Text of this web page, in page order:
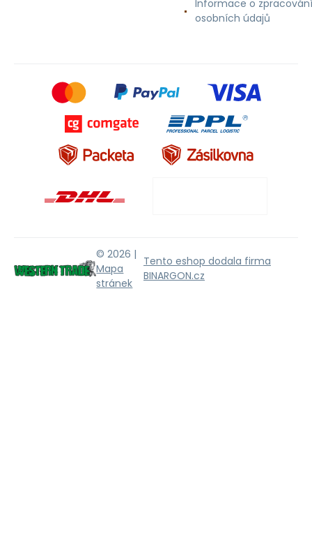
Informace o zpracování
osobních údajů
© 2026 |
Mapa
stránek
Tento eshop dodala firma
BINARGON.cz